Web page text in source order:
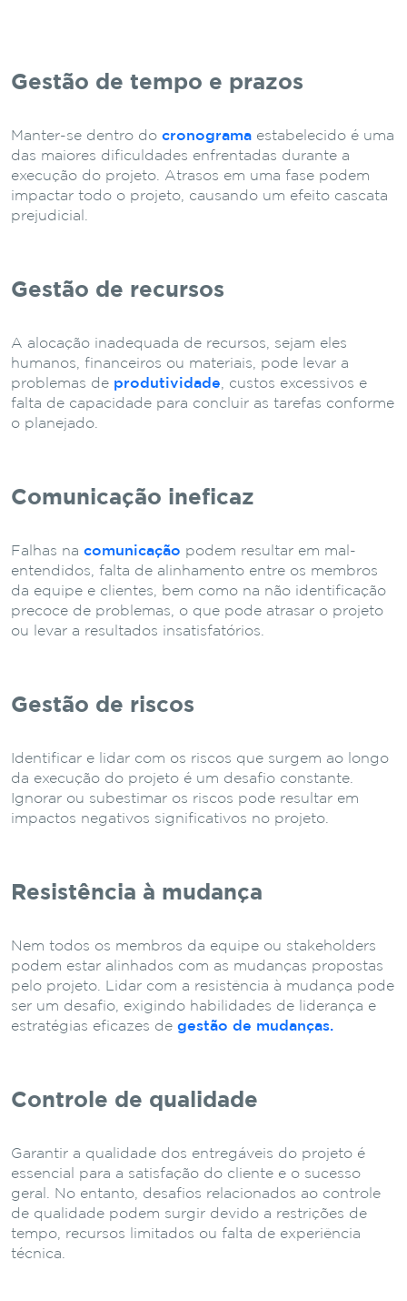
Gestão de tempo e prazos
Manter-se dentro do cronograma estabelecido é uma
das maiores dificuldades enfrentadas durante a
execução do projeto. Atrasos em uma fase podem
impactar todo o projeto, causando um efeito cascata
prejudicial.
Gestão de recursos
A alocação inadequada de recursos, sejam eles
humanos, financeiros ou materiais, pode levar a
problemas de produtividade , custos excessivos e
falta de capacidade para concluir as tarefas conforme
o planejado.
Comunicação ineficaz
Falhas na comunicação podem resultar em mal-
entendidos, falta de alinhamento entre os membros
da equipe e clientes, bem como na não identificação
precoce de problemas, o que pode atrasar o projeto
ou levar a resultados insatisfatórios.
Gestão de riscos
Identificar e lidar com os riscos que surgem ao longo
da execução do projeto é um desafio constante.
Ignorar ou subestimar os riscos pode resultar em
impactos negativos significativos no projeto.
Resistência à mudança
Nem todos os membros da equipe ou stakeholders
podem estar alinhados com as mudanças propostas
pelo projeto. Lidar com a resistência à mudança pode
ser um desafio, exigindo habilidades de liderança e
estratégias eficazes de gestão de mudanças.
Controle de qualidade
Garantir a qualidade dos entregáveis do projeto é
essencial para a satisfação do cliente e o sucesso
geral. No entanto, desafios relacionados ao controle
de qualidade podem surgir devido a restrições de
tempo, recursos limitados ou falta de experiência
técnica.